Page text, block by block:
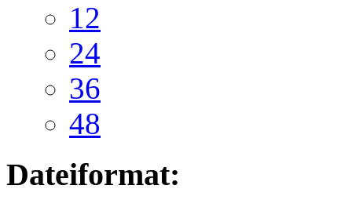
12
24
36
48
Dateiformat: